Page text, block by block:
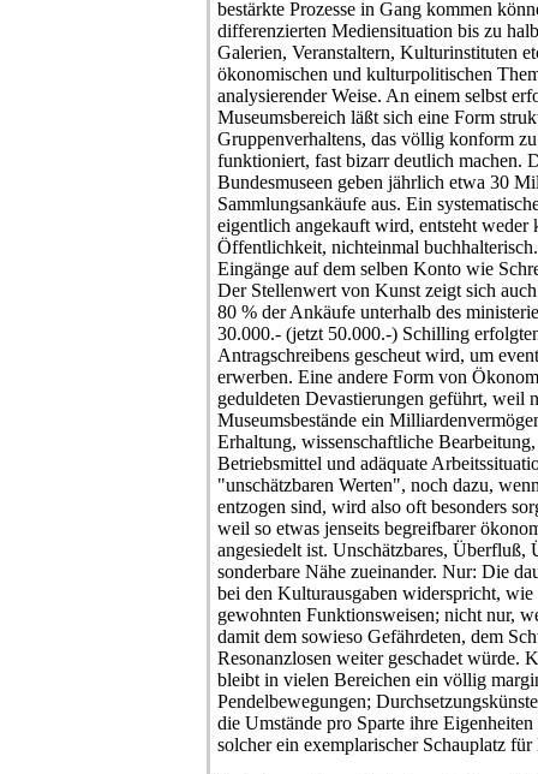
bestärkte Prozesse in Gang kommen
differenzierten Mediensituation bis zu
Galerien, Veranstaltern, Kulturinstituten
ökonomischen und kulturpolitischen
analysierender Weise. An einem selbst
Museumsbereich läßt sich eine Form
Gruppenverhaltens, das völlig konform
funktioniert, fast bizarr deutlich machen.
Bundesmuseen geben jährlich etwa 30
Sammlungsankäufe aus. Ein
eigentlich angekauft wird, entsteht
Öffentlichkeit, nichteinmal
Eingänge auf dem selben Konto wie
Der Stellenwert von Kunst zeigt sich
80 % der Ankäufe unterhalb des
30.000.- (jetzt 50.000.-) Schilling
Antragschreibens gescheut wird, um
erwerben. Eine andere Form von
geduldeten Devastierungen geführt, weil
Museumsbestände ein
Erhaltung, wissenschaftliche Bearbeitung,
Betriebsmittel und adäquate
"unschätzbaren Werten", noch dazu,
entzogen sind, wird also oft besonders
weil so etwas jenseits begreifbarer
angesiedelt ist. Unschätzbares, Überfluß,
sonderbare Nähe zueinander. Nur: Die
bei den Kulturausgaben widerspricht,
gewohnten Funktionsweisen; nicht nur,
damit dem sowieso Gefährdeten, dem
Resonanzlosen weiter geschadet würde.
bleibt in vielen Bereichen ein völlig
Pendelbewegungen;
die Umstände pro Sparte ihre
solcher ein exemplarischer Schauplatz